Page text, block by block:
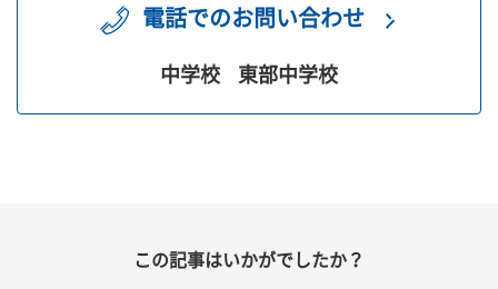
電話でのお問い合わせ
中学校 東部中学校
この記事はいかがでしたか？